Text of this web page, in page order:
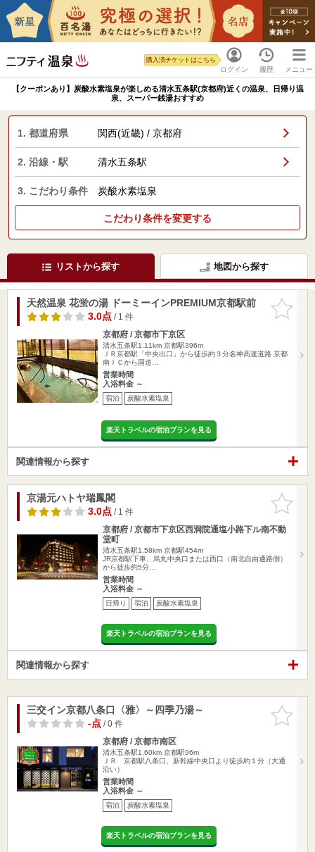
ログイン
購入済チケットはこちら
履歴 メニュー
【クーポンあり】炭酸水素塩泉が楽しめる清水五条駅(京都府)近くの温泉、日帰り温
泉、スーパー銭湯おすすめ
1. 都道府県 関西(近畿) / 京都府
2. 沿線・駅 清水五条駅
3. こだわり条件 炭酸水素塩泉
こだわり条件を変更する
リストから探す 地図から探す
お気に入
りに追加
天然温泉 花蛍の湯 ドーミーインPREMIUM京都駅前
3.0点/ 1 件
京都府 / 京都市下京区
清水五条駅1.11km 京都駅396m
ＪＲ京都駅「中央出口」から徒歩約３分名神高速道路 京都
南ＩＣから国道…
営業時間
入浴料金 ～
宿泊 炭酸水素塩泉
楽天トラベルの宿泊プランを見る
関連情報から探す
お気に入
りに追加
京湯元ハトヤ瑞鳳閣
3.0点/ 1 件
京都府 / 京都市下京区西洞院通塩小路下ル南不動
堂町
清水五条駅1.58km 京都駅454m
JR京都駅下車、烏丸中央口または西口（南北自由通路側）
から徒歩約5分…
営業時間
入浴料金 ～
日帰り 宿泊 炭酸水素塩泉
楽天トラベルの宿泊プランを見る
関連情報から探す
お気に入
りに追加
三交イン京都八条口〈雅〉～四季乃湯～
-点/ 0 件
京都府 / 京都市南区
清水五条駅1.60km 京都駅96m
ＪＲ 京都駅八条口、新幹線中央口より徒歩約１分（大通
沿い）
営業時間
入浴料金 ～
宿泊 炭酸水素塩泉
楽天トラベルの宿泊プランを見る